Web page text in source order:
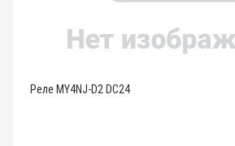
Реле MY4NJ-D2 DC24